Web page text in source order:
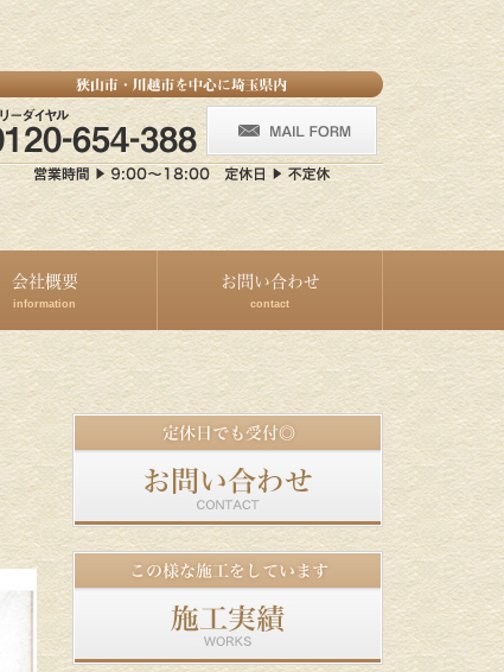
会社概要
information
お問い合わせ
contact